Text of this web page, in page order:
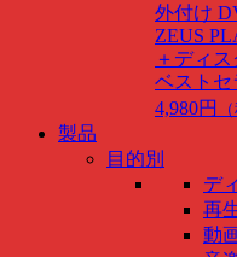
外付け
ZEUS
＋ディ
ベストセ
4,980円
製品
目的別
デ
再
動